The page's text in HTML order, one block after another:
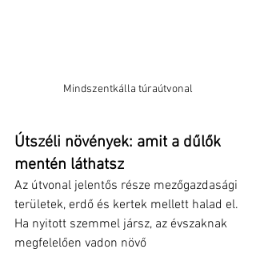
Mindszentkálla túraútvonal
Útszéli növények: amit a dűlők
mentén láthatsz
Az útvonal jelentős része mezőgazdasági
területek, erdő és kertek mellett halad el.
Ha nyitott szemmel jársz, az évszaknak
megfelelően vadon növő